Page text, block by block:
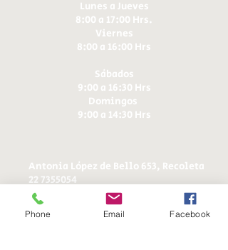
Lunes a Jueves
8:00 a 17:00 Hrs.
Viernes
8:00 a 16:00 Hrs​
Sábados
9:00 a 16:30 Hrs
Domingos
9:00 a 14:30 Hrs
Antonia López de Bello 653, Recoleta
22 7355054
22 7375725
+56 9 75224598
ducereposteria@gmail.com
Phone Email Facebook